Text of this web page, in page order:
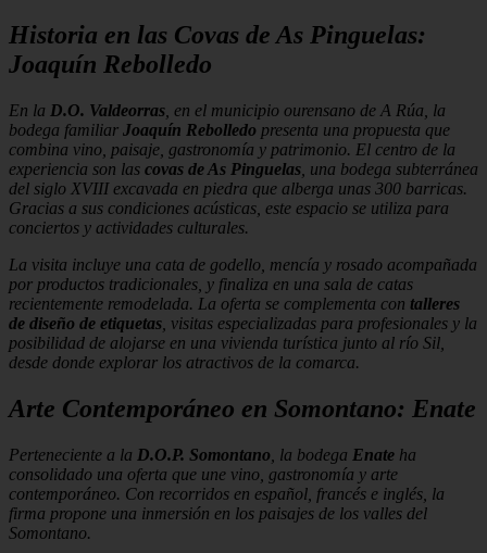
Historia en las Covas de As Pinguelas:
Joaquín Rebolledo
En la D.O. Valdeorras , en el municipio ourensano de A Rúa, la
bodega familiar Joaquín Rebolledo presenta una propuesta que
combina vino, paisaje, gastronomía y patrimonio. El centro de la
experiencia son las covas de As Pinguelas , una bodega subterránea
del siglo XVIII excavada en piedra que alberga unas 300 barricas.
Gracias a sus condiciones acústicas, este espacio se utiliza para
conciertos y actividades culturales.
La visita incluye una cata de godello, mencía y rosado acompañada
por productos tradicionales, y finaliza en una sala de catas
recientemente remodelada. La oferta se complementa con talleres
de diseño de etiquetas , visitas especializadas para profesionales y la
posibilidad de alojarse en una vivienda turística junto al río Sil,
desde donde explorar los atractivos de la comarca.
Arte Contemporáneo en Somontano: Enate
Perteneciente a la D.O.P. Somontano , la bodega Enate ha
consolidado una oferta que une vino, gastronomía y arte
contemporáneo. Con recorridos en español, francés e inglés, la
firma propone una inmersión en los paisajes de los valles del
Somontano.